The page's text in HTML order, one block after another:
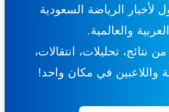
الرياضة السعودية
والعالمية.
تحليلات، انتقالات،
واللاعبين في مكان واحد!